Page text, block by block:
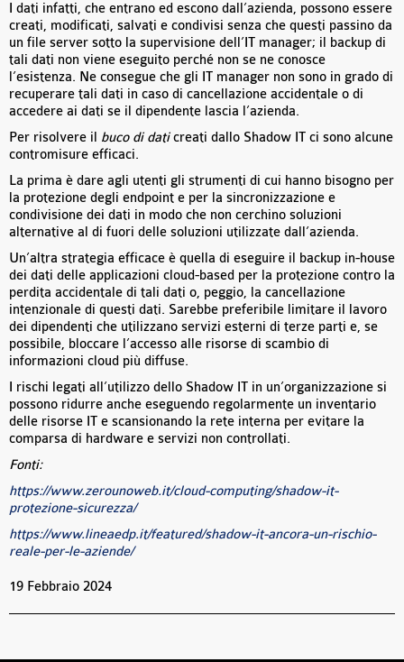
I dati infatti, che entrano ed escono dall’azienda, possono essere
creati, modificati, salvati e condivisi senza che questi passino da
un file server sotto la supervisione dell’IT manager; il backup di
tali dati non viene eseguito perché non se ne conosce
l’esistenza. Ne consegue che gli IT manager non sono in grado di
recuperare tali dati in caso di cancellazione accidentale o di
accedere ai dati se il dipendente lascia l’azienda.
Per risolvere il buco di daticreati dallo Shadow IT ci sono alcune
contromisure efficaci.
La prima è dare agli utenti gli strumenti di cui hanno bisogno per
la protezione degli endpoint e per la sincronizzazione e
condivisione dei dati in modo che non cerchino soluzioni
alternative al di fuori delle soluzioni utilizzate dall’azienda.
Un’altra strategia efficace è quella di eseguire il backup in-house
dei dati delle applicazioni cloud-based per la protezione contro la
perdita accidentale di tali dati o, peggio, la cancellazione
intenzionale di questi dati. Sarebbe preferibile limitare il lavoro
dei dipendenti che utilizzano servizi esterni di terze parti e, se
possibile, bloccare l’accesso alle risorse di scambio di
informazioni cloud più diffuse.
I rischi legati all’utilizzo dello Shadow IT in un’organizzazione si
possono ridurre anche eseguendo regolarmente un inventario
delle risorse IT e scansionando la rete interna per evitare la
comparsa di hardware e servizi non controllati.
Fonti:
https://www.zerounoweb.it/cloud-computing/shadow-it-
protezione-sicurezza/
https://www.lineaedp.it/featured/shadow-it-ancora-un-rischio-
reale-per-le-aziende/
19 Febbraio 2024